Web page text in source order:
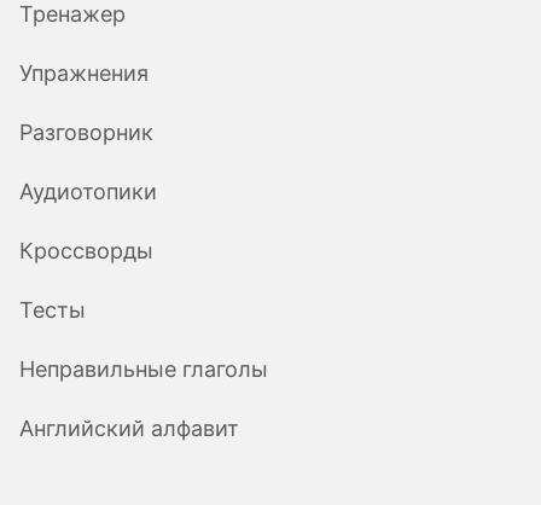
Тренажер
Упражнения
Разговорник
Аудиотопики
Кроссворды
Тесты
Неправильные глаголы
Английский алфавит